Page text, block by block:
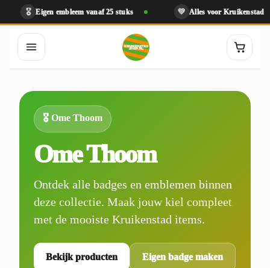
Eigen embleem vanaf 25 stuks Alles voor Kruikenstad
🎖️ Ome Thoom
Ome Thoom
Ontdek alle badges en emblemen binnen
deze collectie. Maak jouw kiel compleet
met de mooiste Kruikenstad items.
Bekijk producten Eigen badge maken